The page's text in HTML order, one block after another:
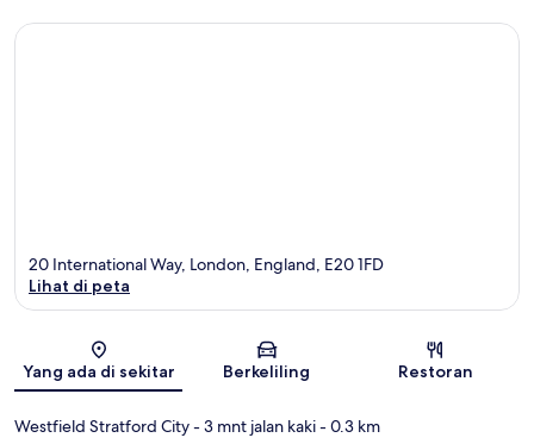
Peta
20 International Way, London, England, E20 1FD
Lihat di peta
Yang ada di sekitar Berkeliling Restoran
Westfield Stratford City- 3 mnt jalan kaki- 0.3 km